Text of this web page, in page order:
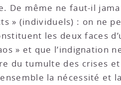
De même ne faut-il
» (individuels) : on ne
les deux faces
» et que l’indignation
du tumulte des crises
la nécessité et